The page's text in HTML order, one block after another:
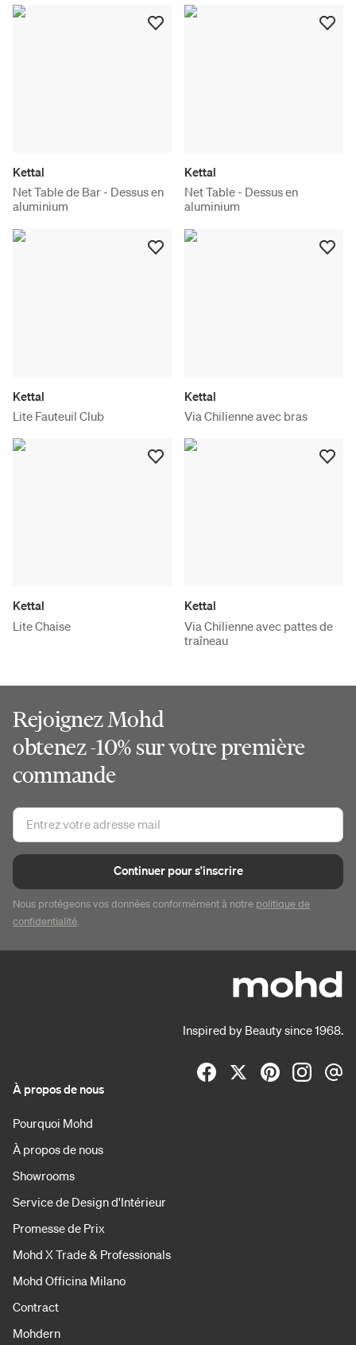
Kettal
Net Table de Bar - Dessus en
aluminium
Kettal
Net Table - Dessus en
aluminium
Kettal
Lite Fauteuil Club
Kettal
Via Chilienne avec bras
Kettal
Lite Chaise
Kettal
Via Chilienne avec pattes de
traîneau
Rejoignez Mohd
obtenez -10% sur votre première
commande
Continuer pour s'inscrire
Nous protégeons vos données conformément à notre politique de
confidentialité.
Inspired by Beauty since 1968.
À propos de nous
Pourquoi Mohd
À propos de nous
Showrooms
Service de Design d'Intérieur
Promesse de Prix
Mohd X Trade & Professionals
Mohd Officina Milano
Contract
Mohdern